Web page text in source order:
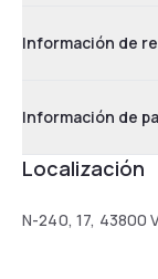
Información de
Información de
Localización
N-240, 17, 43800